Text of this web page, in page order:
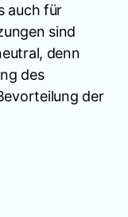
auch für
sind
denn
des
der